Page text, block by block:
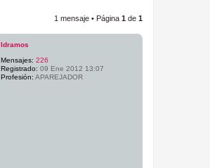
1 mensaje • Página 1 de 1
ldramos
Mensajes: 226
Registrado: 09 Ene 2012 13:07
Profesión: APAREJADOR